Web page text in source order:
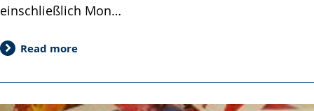
einschließlich Mon…
Read more